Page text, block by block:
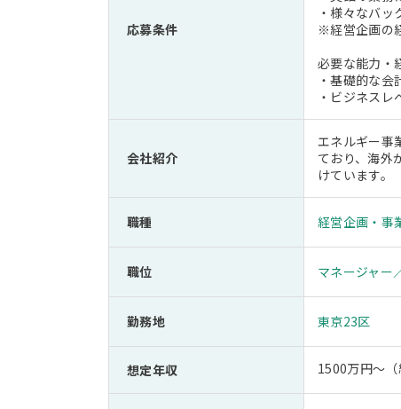
応募条件
・様々なバ
※経営企画の
必要な能力・
・基礎的な
・ビジネスレ
会社紹介
エネルギー事
ており、海外
けています。
職種 経営企画・事
職位 マネージャー
勤務地 東京23区
想定年収 1500万円～（